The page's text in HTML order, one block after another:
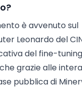
è avvenuto sul
Leonardo del
del fine-
grazie alle
pubblica di